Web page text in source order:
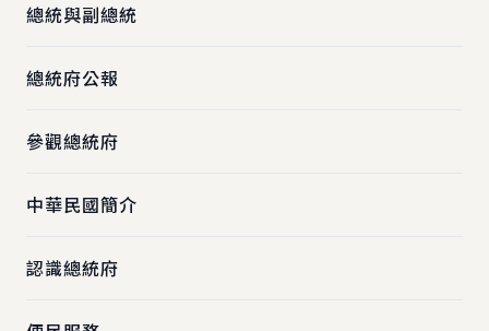
總統與副總統
總統府公報
參觀總統府
中華民國簡介
認識總統府